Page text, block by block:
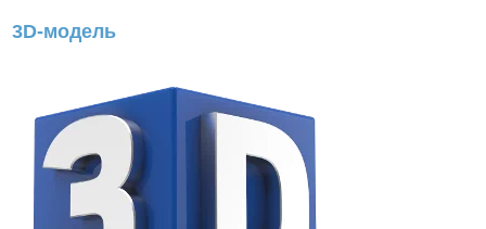
3D-модель